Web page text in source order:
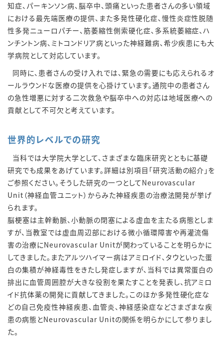
知症、パーキンソン病、脳卒中、頭痛といった患者さんの多い領域
における最先端医療の提供、また多発性硬化症、慢性炎症性脱随
性多発ニューロパチー、筋萎縮性側索硬化症、多系統萎縮症、ハ
ンチントン病、ミトコンドリア病といった神経難病、希少疾患にも大
学病院として対応しています。
同時に、患者さんの受け入れでは、緊急の需要にも応えられるオ
ールラウンドな医療の提供を心掛けています。通院中の患者さん
の急性増悪に対する二次救急や脳卒中への対応は地域医療への
貢献として不可欠と考えています。
世界的レベルでの研究
当科では大学院大学として、さまざまな臨床研究とともに基礎
研究でも成果をあげています。詳細は別項目「研究活動の紹介」を
ご参照ください。そうした研究の一つとしてNeurovascular
Unit（神経血管ユニット）からみた神経疾患の治療法開発が挙げ
られます。
脳梗塞は主幹動脈、小動脈の閉塞による虚血を主たる病態としま
すが、当教室では虚血周辺部における微小循環障害や再灌流傷
害の治療にNeurovascular Unitが関わっていることを明らかに
してきました。またアルツハイマー病はアミロイド、タウといった蛋
白の集積が神経毒性をきたし発症しますが、当科では異常蛋白の
排出に血管周囲腔が大きな役割を果たすことを発表し、抗アミロ
イド抗体薬の開発に貢献してきました。このほか多発性硬化症な
どの自己免疫性神経疾患、血管炎、神経感染症などさまざまな疾
患の病態とNeurovascular Unitの関係を明らかにして参りまし
た。